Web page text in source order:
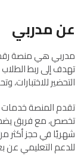
عن مدربي
مدربي هي منصة
تهدف إلى ربط
التحضير للاختبارات،
للدعم التعليمي عن